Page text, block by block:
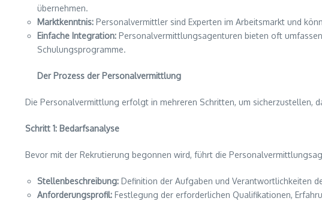
übernehmen.
Marktkenntnis: Personalvermittler sind Experten im Arbeitsmarkt und
Einfache Integration: Personalvermittlungsagenturen bieten oft
Schulungsprogramme.
Der Prozess der Personalvermittlung
Die Personalvermittlung erfolgt in mehreren Schritten, um sicherzustellen,
Schritt 1: Bedarfsanalyse
Bevor mit der Rekrutierung begonnen wird, führt die
Stellenbeschreibung: Definition der Aufgaben und Verantwortlichkeiten
Anforderungsprofil: Festlegung der erforderlichen Qualifikationen,